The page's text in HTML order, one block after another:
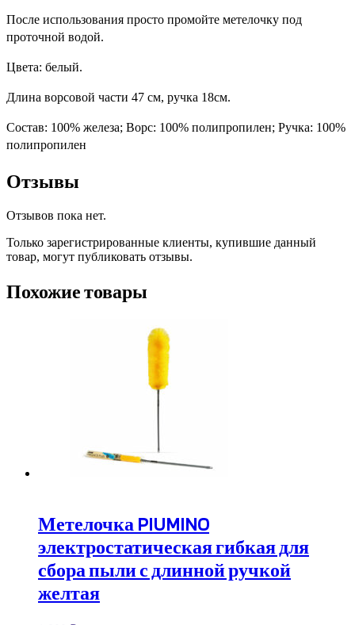
После использования просто промойте метелочку под
проточной водой.
Цвета: белый.
Длина ворсовой части 47 см, ручка 18см.
Состав: 100% железа; Ворс: 100% полипропилен; Ручка: 100%
полипропилен
Отзывы
Отзывов пока нет.
Только зарегистрированные клиенты, купившие данный
товар, могут публиковать отзывы.
Похожие товары
Метелочка PIUMINO
электростатическая гибкая для
сбора пыли с длинной ручкой
желтая